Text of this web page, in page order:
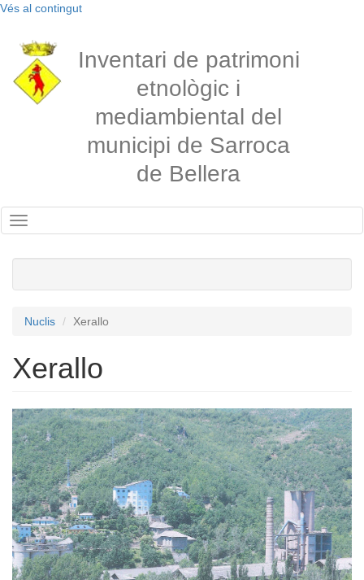
Vés al contingut
Inventari de patrimoni
etnològic i
mediambiental del
municipi de Sarroca
de Bellera
navigation
Nuclis Xerallo
Xerallo